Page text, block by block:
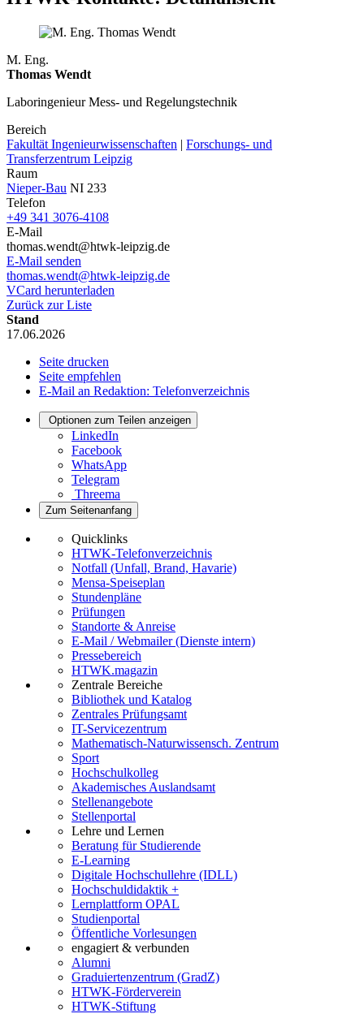
M. Eng.
Thomas Wendt
Laboringenieur Mess- und Regelungstechnik
Bereich
Fakultät Ingenieurwissenschaften | Forschungs- und
Transferzentrum Leipzig
Raum
Nieper-Bau NI 233
Telefon
+49 341 3076-4108
E-Mail
thomas.wendt@htwk-leipzig.de
E-Mail senden
thomas.wendt@htwk-leipzig.de
VCard herunterladen
Zurück zur Liste
Stand
17.06.2026
Seite drucken
Seite empfehlen
E-Mail an Redaktion: Telefonverzeichnis
Optionen zum Teilen anzeigen
LinkedIn
Facebook
WhatsApp
Telegram
Threema
Zum Seitenanfang
Quicklinks
HTWK-Telefonverzeichnis
Notfall (Unfall, Brand, Havarie)
Mensa-Speiseplan
Stundenpläne
Prüfungen
Standorte & Anreise
E-Mail / Webmailer (Dienste intern)
Pressebereich
HTWK.magazin
Zentrale Bereiche
Bibliothek und Katalog
Zentrales Prüfungsamt
IT-Servicezentrum
Mathematisch-Naturwissensch. Zentrum
Sport
Hochschulkolleg
Akademisches Auslandsamt
Stellenangebote
Stellenportal
Lehre und Lernen
Beratung für Studierende
E-Learning
Digitale Hochschullehre (IDLL)
Hochschuldidaktik +
Lernplattform OPAL
Studienportal
Öffentliche Vorlesungen
engagiert & verbunden
Alumni
Graduiertenzentrum (GradZ)
HTWK-Förderverein
HTWK-Stiftung